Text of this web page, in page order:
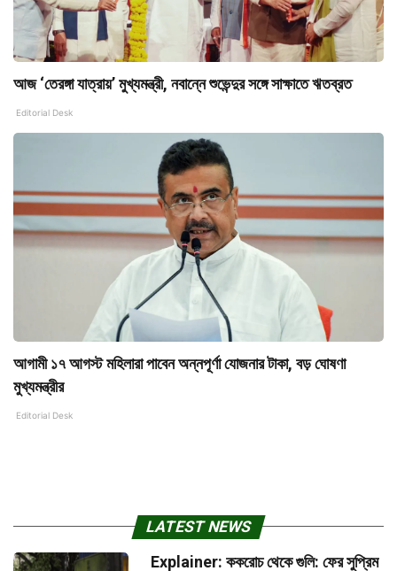
আজ ‘তেরঙ্গা যাত্রায়’ মুখ্যমন্ত্রী, নবান্নে শুভেন্দুর সঙ্গে সাক্ষাতে ঋতব্রত
Editorial Desk
আগামী ১৭ আগস্ট মহিলারা পাবেন অন্নপূর্ণা যোজনার টাকা, বড় ঘোষণা
মুখ্যমন্ত্রীর
Editorial Desk
LATEST NEWS
Explainer: ককরোচ থেকে গুলি: ফের সুপ্রিম